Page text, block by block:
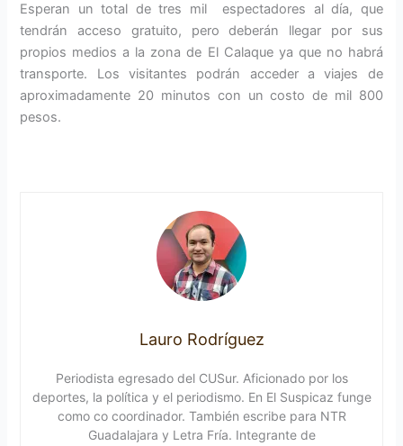
Esperan un total de tres mil espectadores al día, que
tendrán acceso gratuito, pero deberán llegar por sus
propios medios a la zona de El Calaque ya que no habrá
transporte. Los visitantes podrán acceder a viajes de
aproximadamente 20 minutos con un costo de mil 800
pesos.
Lauro Rodríguez
Periodista egresado del CUSur. Aficionado por los
deportes, la política y el periodismo. En El Suspicaz funge
como co coordinador. También escribe para NTR
Guadalajara y Letra Fría. Integrante de